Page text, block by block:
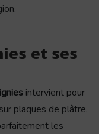
et ses
intervient pour
plaques de plâtre,
les